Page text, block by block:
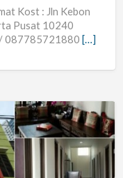
Kost : Jln Kebon
Pusat 10240
087785721880 […]